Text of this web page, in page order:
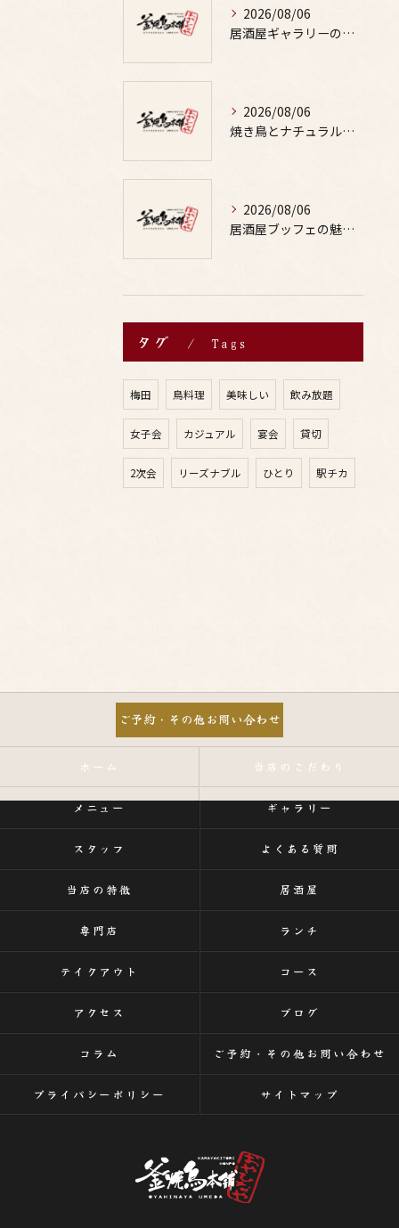
2026/08/06
居酒屋ギャラリーの選び方と鶏料理や焼鳥とお酒の魅力を写真で詳しく解説
2026/08/06
焼き鳥とナチュラルな味わいの出会いが外食の楽しみと健康を両立する秘訣
2026/08/06
居酒屋ブッフェの魅力と鶏料理や焼鳥に合うお酒の楽しみ方ガイド
タグ Tags
梅田 鳥料理 美味しい 飲み放題
女子会 カジュアル 宴会 貸切
2次会 リーズナブル ひとり 駅チカ
ご予約・その他お問い合わせ
ホーム 当店のこだわり
メニュー ギャラリー
スタッフ よくある質問
当店の特徴 居酒屋
専門店 ランチ
テイクアウト コース
アクセス ブログ
コラム ご予約・その他お問い合わせ
プライバシーポリシー サイトマップ